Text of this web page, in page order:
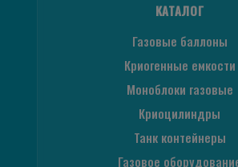
КАТАЛОГ
Газовые баллоны
Криогенные емкости
Моноблоки газовые
Криоцилиндры
Танк контейнеры
Газовое